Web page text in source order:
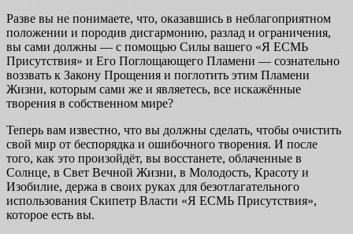
Разве вы не понимаете, что, оказавшись в неблагоприятном
положении и породив дисгармонию, разлад и ограничения,
вы сами должны — с помощью Силы вашего «Я ЕСМЬ
Присутствия» и Его Поглощающего Пламени — сознательно
воззвать к Закону Прощения и поглотить этим Пламени
Жизни, которым сами же и являетесь, все искажённые
творения в собственном мире?
Теперь вам известно, что вы должны сделать, чтобы очистить
свой мир от беспорядка и ошибочного творения. И после
того, как это произойдёт, вы восстанете, облаченные в
Солнце, в Свет Вечной Жизни, в Молодость, Красоту и
Изобилие, держа в своих руках для безотлагательного
использования Скипетр Власти «Я ЕСМЬ Присутствия»,
которое есть вы.